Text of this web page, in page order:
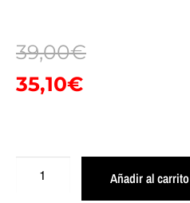
39,00€
35,10€
Añadir al carrito